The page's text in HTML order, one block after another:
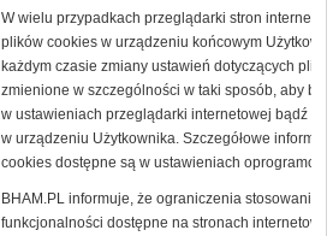
W wielu przypadkach przeglądarki stron
plików cookies w urządzeniu końcowym
każdym czasie zmiany ustawień dotyczących
zmienione w szczególności w taki sposób, aby
w ustawieniach przeglądarki internetowej bądź
w urządzeniu Użytkownika. Szczegółowe
cookies dostępne są w ustawieniach
BHAM.PL informuje, że ograniczenia stosowania
funkcjonalności dostępne na stronach